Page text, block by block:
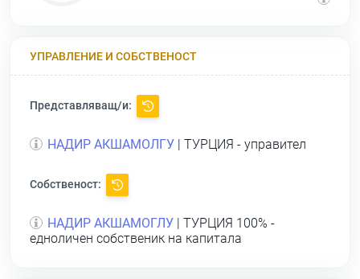
УПРАВЛЕНИЕ И СОБСТВЕНОСТ
Представляващ/и:
НАДИР АКШАМОЛГУ | ТУРЦИЯ - управител
Собственост:
НАДИР АКШАМОГЛУ | ТУРЦИЯ 100% -
едноличен собственик на капитала